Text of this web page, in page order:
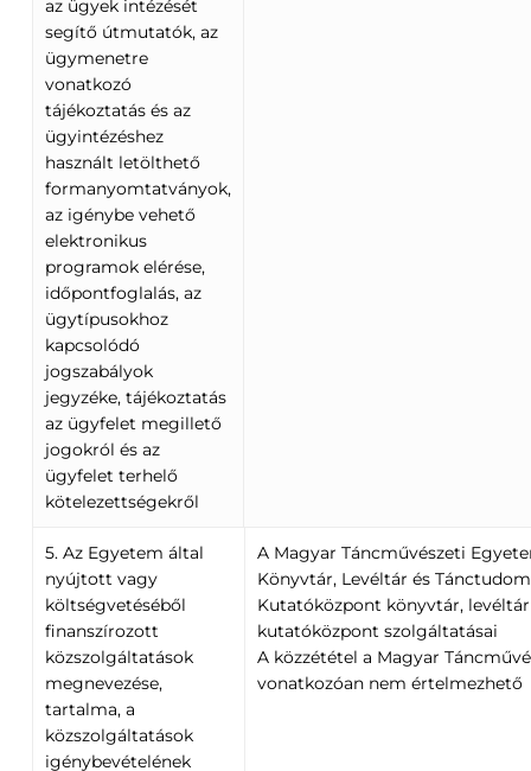
az ügyek intézését
segítő útmutatók, az
ügymenetre
vonatkozó
tájékoztatás és az
ügyintézéshez
használt letölthető
formanyomtatványok,
az igénybe vehető
elektronikus
programok elérése,
időpontfoglalás, az
ügytípusokhoz
kapcsolódó
jogszabályok
jegyzéke, tájékoztatás
az ügyfelet megillető
jogokról és az
ügyfelet terhelő
kötelezettségekről
5. Az Egyetem által
nyújtott vagy
költségvetéséből
finanszírozott
közszolgáltatások
megnevezése,
tartalma, a
közszolgáltatások
igénybevételének
A Magyar Táncművészeti
Könyvtár, Levéltár és
Kutatóközpont könyvtár, levéltár
kutatóközpont szolgáltatásai
A közzététel a Magyar
vonatkozóan nem értelmezhető